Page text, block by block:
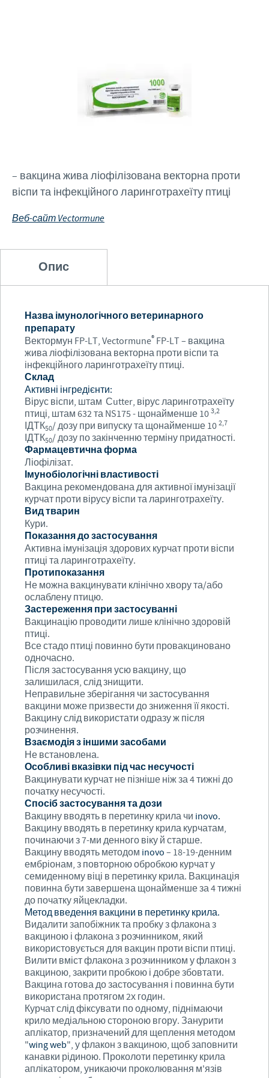
Бізнес та наукові партнерства
Зворотний зв'язок
– вакцина жива ліофілізована векторна проти
віспи та інфекційного ларинготрахеїту птиці
Веб-сайт Vectormune
Опис
Назва імунологічного ветеринарного
препарату
Вектормун FP-LT, Vectormune® FP-LT – вакцина
жива ліофілізована векторна проти віспи та
інфекційного ларинготрахеїту птиці.
Склад
Активні інгредієнти:
Вірус віспи, штам Сutter, вірус ларинготрахеїту
птиці, штам 632 та NS175 - щонайменше 10 3,2
ІДТК50/ дозу при випуску та щонайменше 10 2,7
ІДТК50/ дозу по закінченню терміну придатності.
Фармацевтична форма
Ліофілізат.
Імунобіологічні властивості
Вакцина рекомендована для активної імунізації
курчат проти вірусу віспи та ларинготрахеїту.
Вид тварин
Кури.
Показання до застосування
Активна імунізація здорових курчат проти віспи
птиці та ларинготрахеїту.
Протипоказання
Не можна вакцинувати клінічно хвору та/або
ослаблену птицю.
Застереження при застосуванні
Вакцинацію проводити лише клінічно здоровій
птиці.
Все стадо птиці повинно бути провакциновано
одночасно.
Після застосування усю вакцину, що
залишилася, слід знищити.
Неправильне зберігання чи застосування
вакцини може призвести до зниження її якості.
Вакцину слід використати одразу ж після
розчинення.
Взаємодія з іншими засобами
Не встановлена.
Особливі вказівки під час несучості
Вакцинувати курчат не пізніше ніж за 4 тижні до
початку несучості.
Спосіб застосування та дози
Вакцину вводять в перетинку крила чи inovo.
Вакцину вводять в перетинку крила курчатам,
починаючи з 7-ми денного віку й старше.
Вакцину вводять методом inovo – 18-19-денним
ембріонам, з повторною обробкою курчат у
семиденному віці в перетинку крила. Вакцинація
повинна бути завершена щонайменше за 4 тижні
до початку яйцекладки.
Метод введення вакцини в перетинку крила.
Видалити запобіжник та пробку з флакона з
вакциною і флакона з розчинником, який
використовується для вакцин проти віспи птиці.
Вилити вміст флакона з розчинником у флакон з
вакциною, закрити пробкою і добре збовтати.
Вакцина готова до застосування і повинна бути
використана протягом 2х годин.
Курчат слід фіксувати по одному, піднімаючи
крило медіальною стороною вгору. Занурити
аплікатор, призначений для щеплення методом
"wingweb", у флакон з вакциною, щоб заповнити
канавки рідиною. Проколоти перетинку крила
аплікатором, уникаючи проколювання м'язів